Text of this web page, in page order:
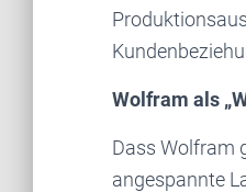
Wolfram als
Dass Wolfram
angespannte